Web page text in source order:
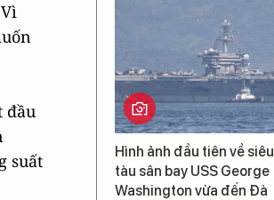
đầu
suất
Hình ảnh đầu tiên về siêu
tàu sân bay USS George
Washington vừa đến Đà